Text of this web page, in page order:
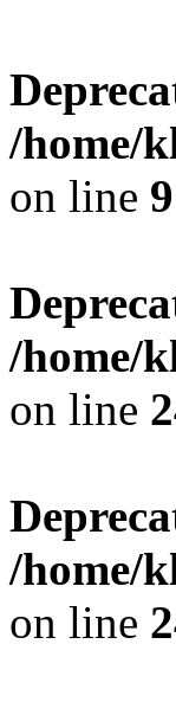
/home/
on line 9
/home/
on line
/home/
on line